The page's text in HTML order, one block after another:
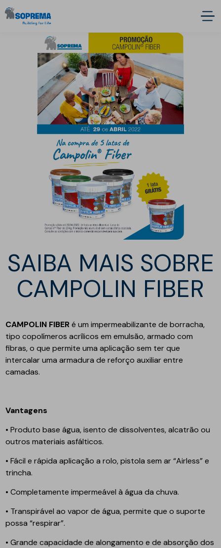
SAIBA MAIS SOBRE
CAMPOLIN FIBER
CAMPOLIN FIBERé um impermeabilizante de borracha,
tipo copolímeros acrílicos em emulsão, armado com
fibras, o que permite uma aplicação sem ter que
intercalar uma armadura de reforço auxiliar entre
camadas.
Vantagens
• Produto base água, isento de dissolventes, alcatrão ou
outros materiais asfálticos.
• Fácil e rápida aplicação a rolo, pistola sem ar “Airless” e
trincha.
• Completamente impermeável à água da chuva.
• Transpirável ao vapor de água, permite que o suporte
possa “respirar”.
• Grande capacidade de alongamento e de absorção dos